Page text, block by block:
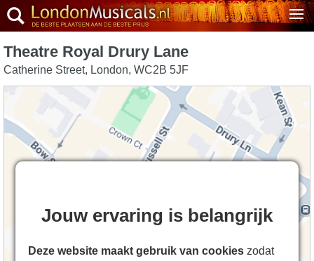
Theatre Royal Drury Lane
Catherine Street, London, WC2B 5JF
Jouw ervaring is belangrijk
Deze website maakt gebruik van cookies zodat